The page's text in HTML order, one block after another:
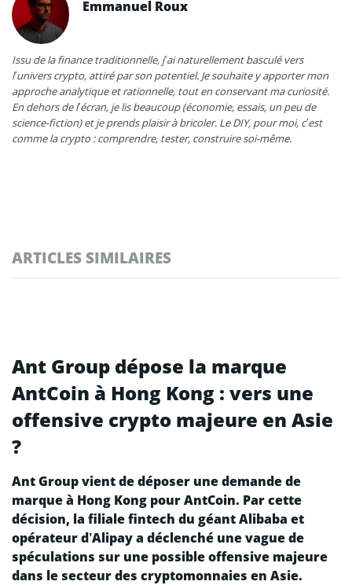
Emmanuel Roux
Issu de la finance traditionnelle, j’ai naturellement basculé vers
l’univers crypto, attiré par son potentiel. Je souhaite y apporter mon
approche analytique et rationnelle, tout en conservant ma curiosité.
En dehors de l’écran, je lis beaucoup (économie, essais, un peu de
science-fiction) et je prends plaisir à bricoler. Le DIY, pour moi, c’est
comme la crypto : comprendre, tester, construire soi-même.
ARTICLES SIMILAIRES
Ant Group dépose la marque
AntCoin à Hong Kong : vers une
offensive crypto majeure en Asie
?
Ant Group vient de déposer une demande de
marque à Hong Kong pour AntCoin. Par cette
décision, la filiale fintech du géant Alibaba et
opérateur d’Alipay a déclenché une vague de
spéculations sur une possible offensive majeure
dans le secteur des cryptomonnaies en Asie.